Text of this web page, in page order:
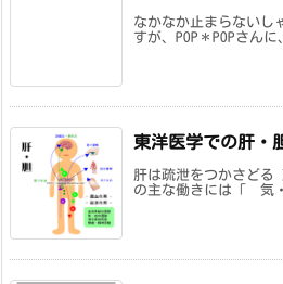
なかなか止まらないし
すが、POP＊POPさん
東洋医学での肝・
肝は疏泄をつかさどる
の主な働きには「